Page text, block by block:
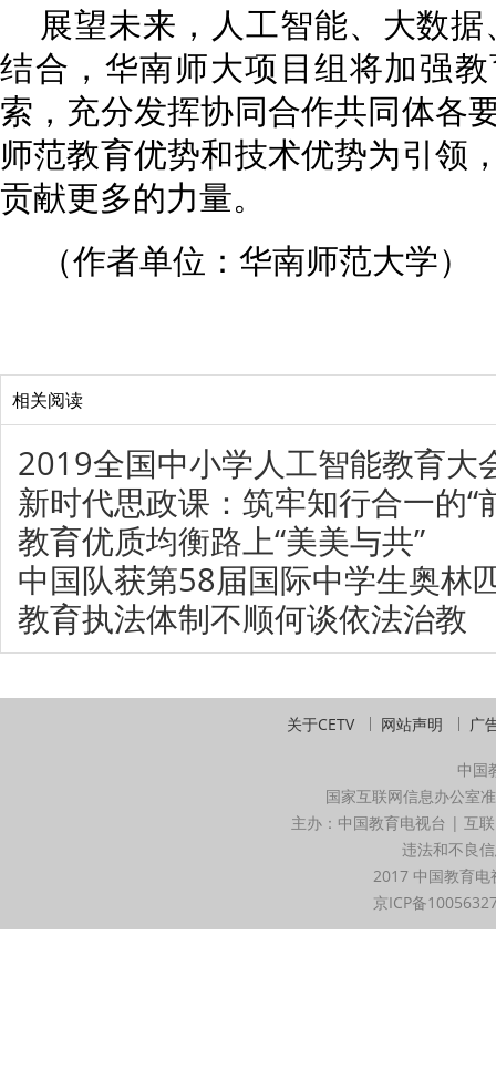
展望未来，人工智能、大数
结合，华南师大项目组将加强
索，充分发挥协同合作共同体各
师范教育优势和技术优势为引领
贡献更多的力量。
（作者单位：华南师范大学）
相关阅读
2019全国中小学人工智能教育大
新时代思政课：筑牢知行合一的“
教育优质均衡路上“美美与共”
中国队获第58届国际中学生奥林
教育执法体制不顺何谈依法治教
关于CETV 网站声明 广
中国
国家互联网信息办公室
主办：中国教育电视台 | 互
违法和不良
2017 中国教育
京ICP备